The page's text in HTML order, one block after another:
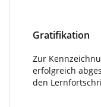
Gratifikation
Zur
erfolgreich
den